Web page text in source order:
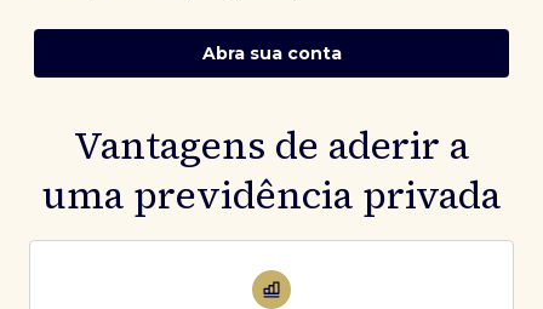
Abra sua conta
Vantagens de aderir a
uma previdência privada